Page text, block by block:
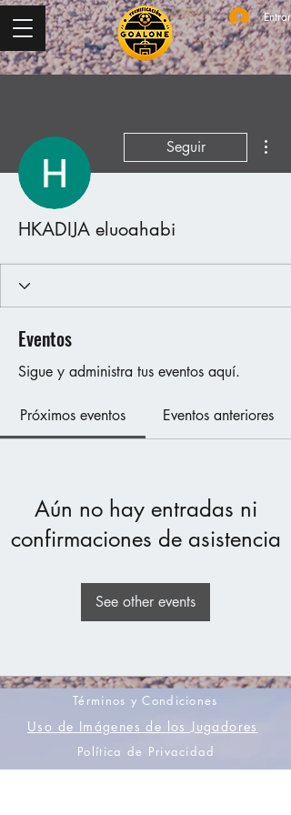
Entrar
Seguir
HKADIJA eluoahabi
Eventos
Sigue y administra tus eventos aquí.
Próximos eventos Eventos anteriores
Aún no hay entradas ni
confirmaciones de asistencia
See other events
Términos y Condiciones
Uso de Imágenes de los Jugadores
Política de Privacidad